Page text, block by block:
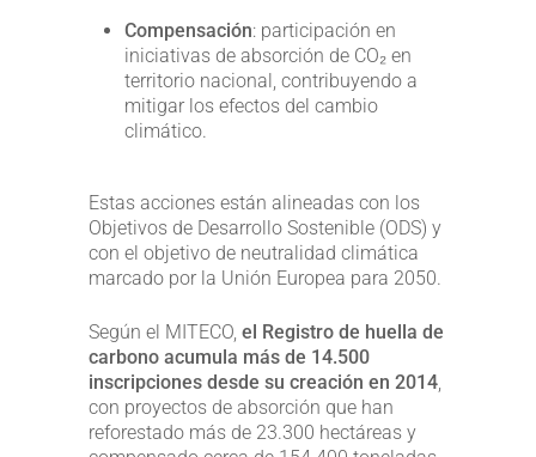
Compensación: participación en
iniciativas de absorción de CO₂ en
territorio nacional, contribuyendo a
mitigar los efectos del cambio
climático.
Estas acciones están alineadas con los
Objetivos de Desarrollo Sostenible (ODS) y
con el objetivo de neutralidad climática
marcado por la Unión Europea para 2050.
Según el MITECO, el Registro de huella de
carbono acumula más de 14.500
inscripciones desde su creación en 2014,
con proyectos de absorción que han
reforestado más de 23.300 hectáreas y